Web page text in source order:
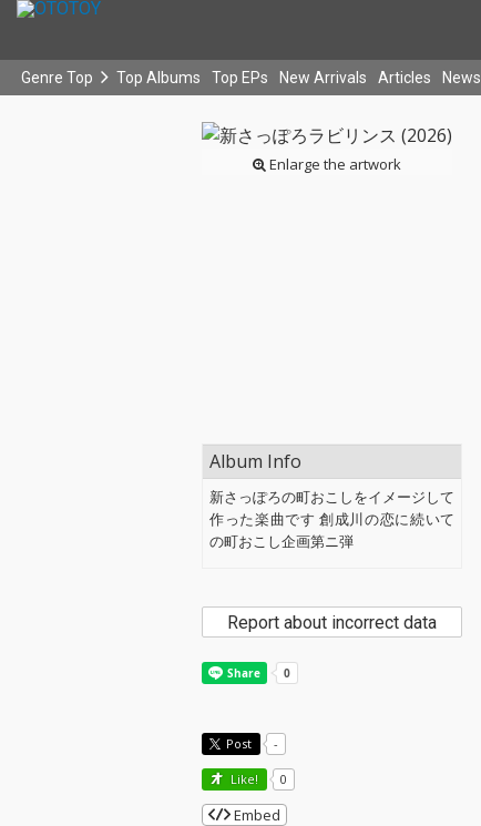
Genre Top Top Albums Top EPs New Arrivals Articles News
Enlarge the artwork
Album Info
新さっぽろの町おこしをイメージして
作った楽曲です 創成川の恋に続いて
の町おこし企画第ニ弾
Report about incorrect data
Post -
Like! 0
Embed